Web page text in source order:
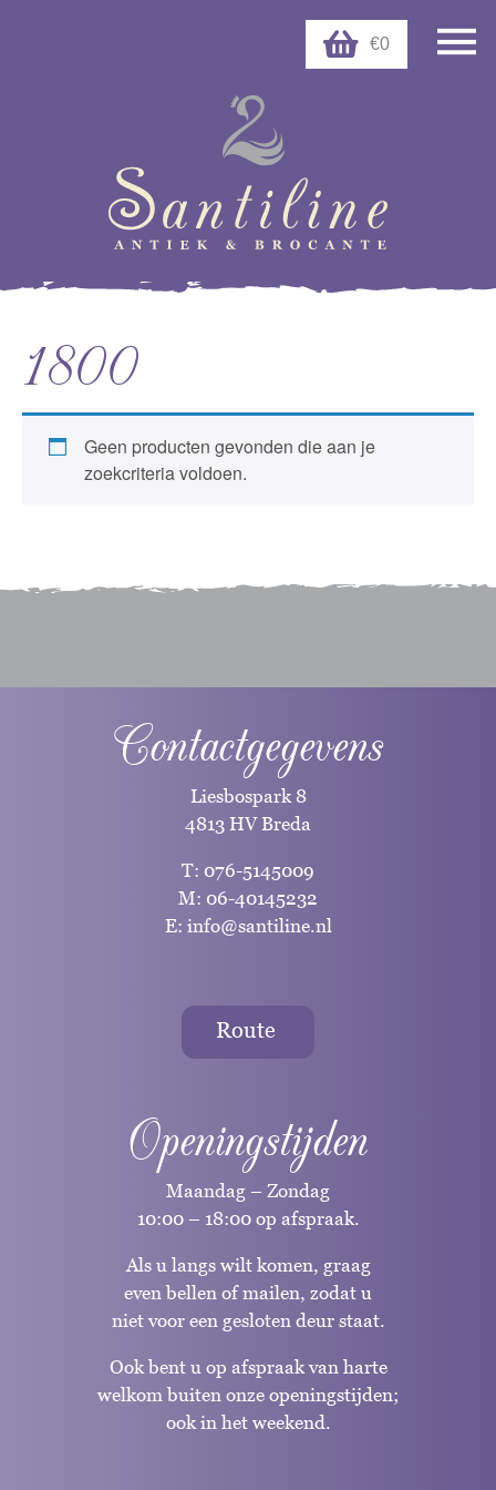
€0
1800
Geen producten gevonden die aan je
zoekcriteria voldoen.
Contactgegevens
Liesbospark 8
4813 HV Breda
T: 076-5145009
M: 06-40145232
E: info@santiline.nl
Route
Openingstijden
Maandag – Zondag
10:00 – 18:00 op afspraak.
Als u langs wilt komen, graag
even bellen of mailen, zodat u
niet voor een gesloten deur staat.
Ook bent u op afspraak van harte
welkom buiten onze openingstijden;
ook in het weekend.